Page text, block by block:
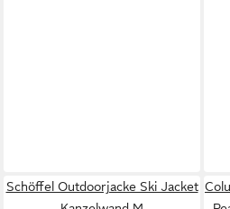
Schöffel Outdoorjacke Ski Jacket